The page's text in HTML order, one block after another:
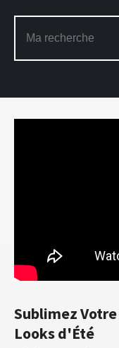
Sublimez
Looks d'Été